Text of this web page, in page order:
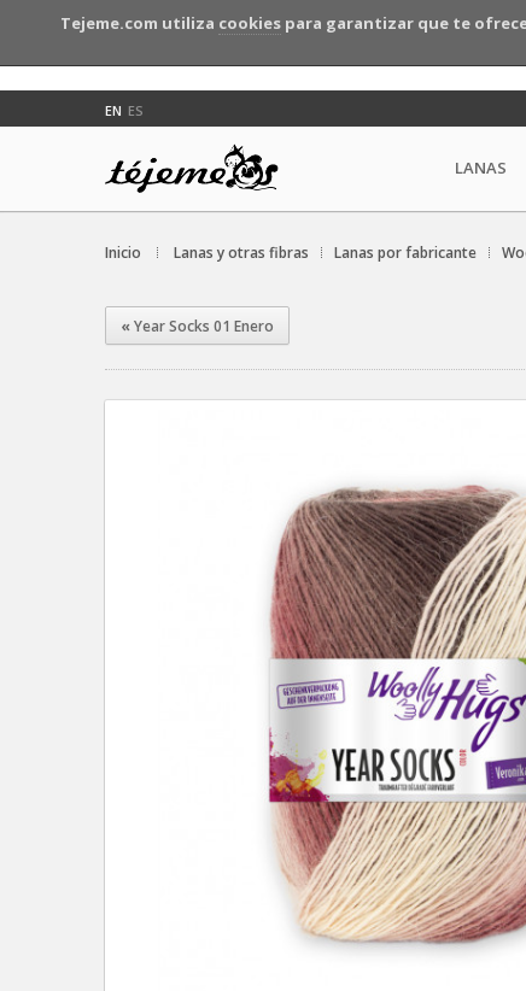
Tejeme.com utiliza cookies para garantizar que te
EN ES
LANAS
Inicio Lanas y otras fibras Lanas por fabricante
«Year Socks 01 Enero